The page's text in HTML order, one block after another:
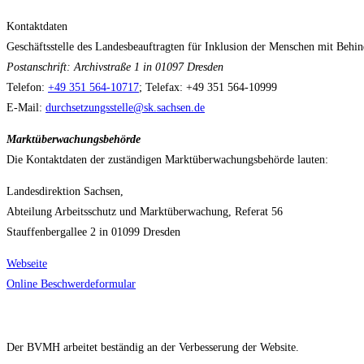
Kontaktdaten
Geschäftsstelle des Landesbeauftragten für Inklusion der Menschen mit
Postanschrift: Archivstraße 1 in 01097 Dresden
Telefon: +49 351 564-10717; Telefax: +49 351 564-10999
E-Mail: durchsetzungsstelle@sk.sachsen.de
Marktüberwachungsbehörde
Die Kontaktdaten der zuständigen Marktüberwachungsbehörde lauten:
Landesdirektion Sachsen,
Abteilung Arbeitsschutz und Marktüberwachung, Referat 56
Stauffenbergallee 2 in 01099 Dresden
Webseite
Online Beschwerdeformular
Der BVMH arbeitet beständig an der Verbesserung der Website.